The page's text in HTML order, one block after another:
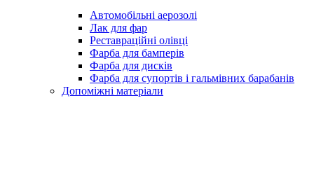
Автомобільні аерозолі
Лак для фар
Реставраційні олівці
Фарба для бамперів
Фарба для дисків
Фарба для супортів і гальмівних барабанів
Допоміжні матеріали